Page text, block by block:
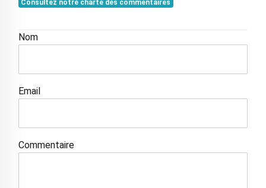
Consultez notre charte des commentaires
Nom
Email
Commentaire